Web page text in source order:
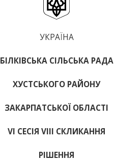
УКРАЇНА
БІЛКІВСЬКА СІЛЬСЬКА РАДА
ХУСТСЬКОГО РАЙОНУ
ЗАКАРПАТСЬКОЇ ОБЛАСТІ
VІ СЕСІЯ VIII СКЛИКАННЯ
РІШЕННЯ